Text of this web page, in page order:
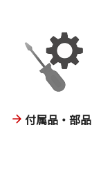
付属品・部品